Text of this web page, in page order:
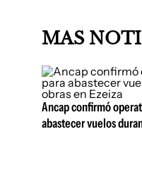
MAS
Ancap confirmó
abastecer vuelos